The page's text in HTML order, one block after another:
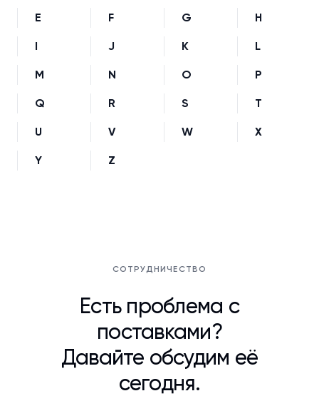
E F G H
I J K L
M N O P
Q R S T
U V W X
Y Z
СОТРУДНИЧЕСТВО
Есть проблема с
поставками?
Давайте обсудим её
сегодня.